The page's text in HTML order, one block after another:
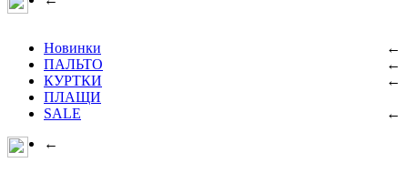
Новинки
←
ПАЛЬТО
←
КУРТКИ
←
ПЛАЩИ
SALE
←
←